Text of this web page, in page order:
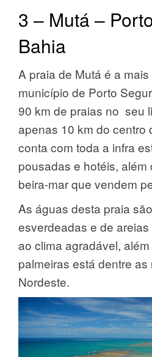
3 – Mutá –
Bahia
A praia de Mutá é a
município de Porto
90 km de praias no seu
apenas 10 km do centro
conta com toda a infra
pousadas e hotéis, além
beira-mar que vendem
As águas desta praia
esverdeadas e de
ao clima agradável,
palmeiras está dentre
Nordeste.